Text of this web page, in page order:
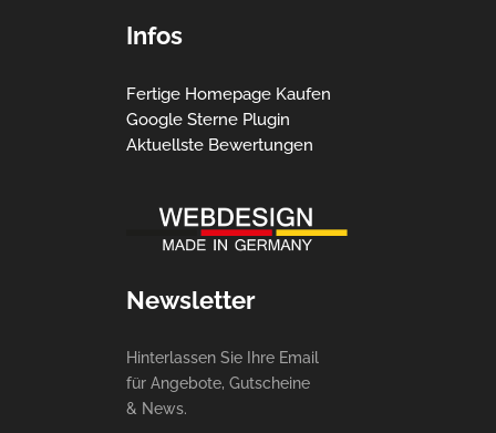
Infos
Fertige Homepage Kaufen
Google Sterne Plugin
Aktuellste Bewertungen
Newsletter
Hinterlassen Sie Ihre Email
für Angebote, Gutscheine
& News.